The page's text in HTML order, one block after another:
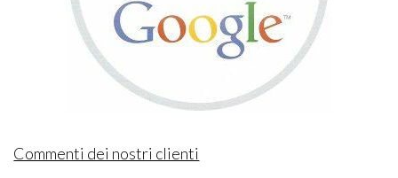
Commenti dei nostri clienti